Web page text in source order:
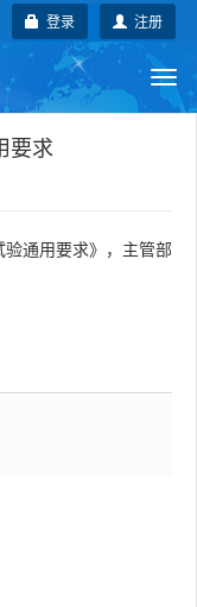
注册
登录
要求
通用要求》，主管部